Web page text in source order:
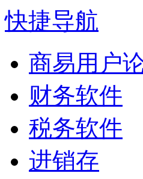
快捷导航
商易用户
财务软件
税务软件
进销存